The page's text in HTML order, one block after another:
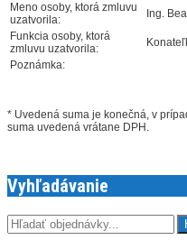
Meno osoby, ktorá zmluvu
uzatvorila:
Ing.
Funkcia osoby, ktorá
zmluvu uzatvorila:
Poznámka:
* Uvedená suma je konečná, v
suma uvedená vrátane DPH.
Vyhľadávanie